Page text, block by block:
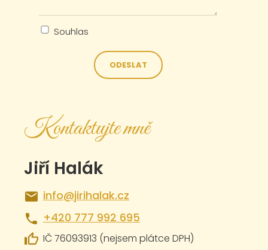
Souhlas
Kontaktujte mně
Jiří Halák
info@jirihalak.cz
+420 777 992 695
IČ 76093913 (nejsem plátce DPH)